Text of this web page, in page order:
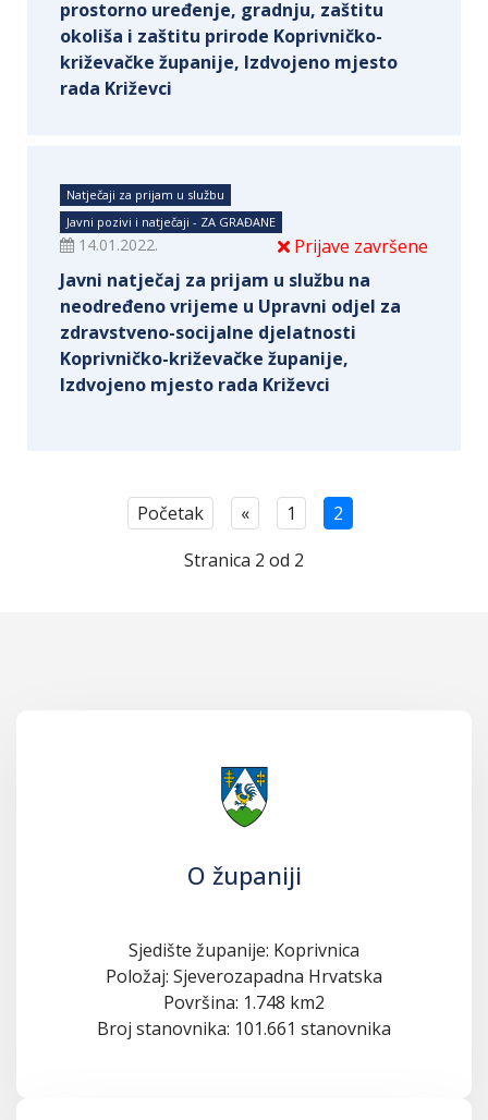
prostorno uređenje, gradnju, zaštitu
okoliša i zaštitu prirode Koprivničko-
križevačke županije, Izdvojeno mjesto
rada Križevci
Natječaji za prijam u službu
Javni pozivi i natječaji - ZA GRAĐANE
Prijave završene
14.01.2022.
Javni natječaj za prijam u službu na
neodređeno vrijeme u Upravni odjel za
zdravstveno-socijalne djelatnosti
Koprivničko-križevačke županije,
Izdvojeno mjesto rada Križevci
Početak « 1
2
Stranica 2 od 2
O županiji
Sjedište županije: Koprivnica
Položaj: Sjeverozapadna Hrvatska
Površina: 1.748 km2
Broj stanovnika: 101.661 stanovnika